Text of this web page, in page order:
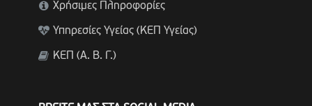
Χρήσιμες Πληροφορίες
Υπηρεσίες Υγείας (ΚΕΠ Υγείας)
ΚΕΠ (Α. Β. Γ.)